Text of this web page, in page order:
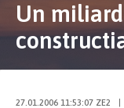
Un
27.01.2006 11:53:07 ZE2